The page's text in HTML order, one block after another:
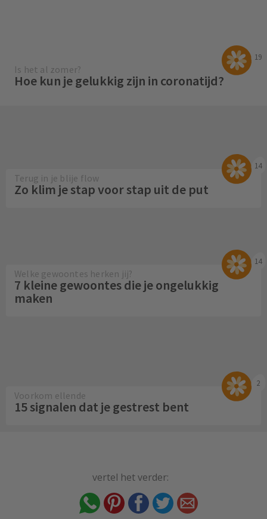
19
Is het al zomer?
Hoe kun je gelukkig zijn in coronatijd?
14
Terug in je blije flow
Zo klim je stap voor stap uit de put
14
Welke gewoontes herken jij?
7 kleine gewoontes die je ongelukkig
maken
2
Voorkom ellende
15 signalen dat je gestrest bent
vertel het verder: